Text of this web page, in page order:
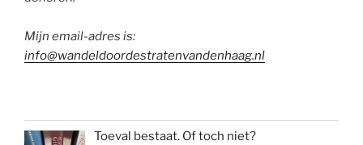
Mijn email-adres is:
info@wandeldoordestratenvandenhaag.nl
Toeval bestaat. Of toch niet?